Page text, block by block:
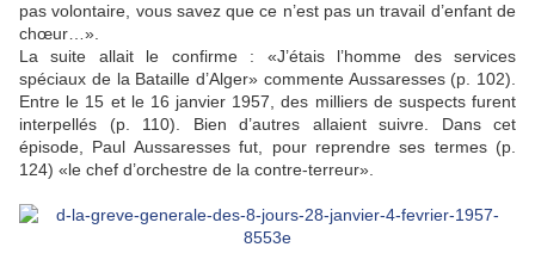
pas volontaire, vous savez que ce n’est pas un travail d’enfant de
chœur…».
La suite allait le confirme : «J’étais l’homme des services
spéciaux de la Bataille d’Alger» commente Aussaresses (p. 102).
Entre le 15 et le 16 janvier 1957, des milliers de suspects furent
interpellés (p. 110). Bien d’autres allaient suivre. Dans cet
épisode, Paul Aussaresses fut, pour reprendre ses termes (p.
124) «le chef d’orchestre de la contre-terreur».